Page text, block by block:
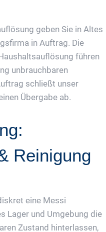
geben Sie in Altes
in Auftrag. Die
führen
unbrauchbaren
schließt unser
Übergabe ab.
Reinigung
eine Messi
Lager und Umgebung die
Zustand hinterlassen,